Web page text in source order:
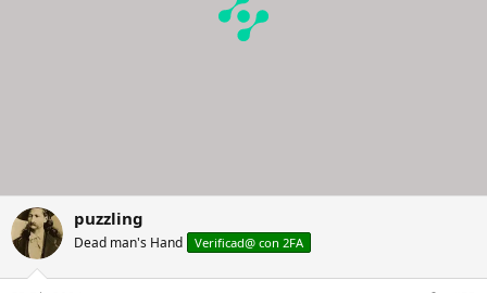
puzzling
Dead man's Hand Verificad@ con 2FA